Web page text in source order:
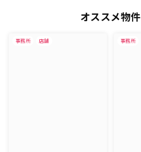
オススメ物件
事務所 店舗 事務所